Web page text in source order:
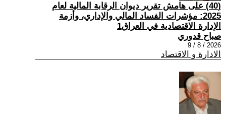
(40) على هامش تقرير ديوان الرقابة المالية لعام
2025: مؤشرات الفساد المالي والإداري، وأزمة
الإدارة الاقتصادية في العراق1
صباح قدوري
2026 / 8 / 9
الادارة و الاقتصاد